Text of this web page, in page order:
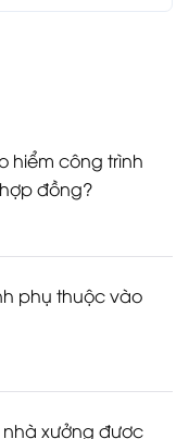
hiểm công trình
đồng?
phụ thuộc vào
xưởng được